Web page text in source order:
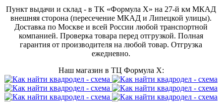
Пункт выдачи и склад - в ТК «Формула X» на 27-й км МКАД
внешняя сторона (пересечение МКАД и Липецкой улицы).
Доставка по Москве и всей России любой транспортной
компанией. Проверка товара перед отгрузкой. Полная
гарантия от производителя на любой товар. Отгрузка
ежедневно.
Наш магазин в ТЦ Формула Х: